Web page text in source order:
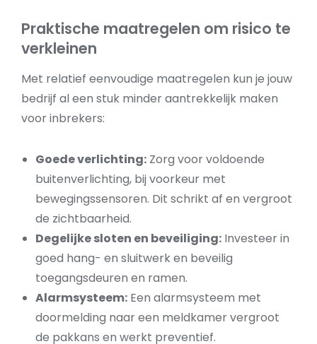
Praktische maatregelen om risico te
verkleinen
Met relatief eenvoudige maatregelen kun je jouw
bedrijf al een stuk minder aantrekkelijk maken
voor inbrekers:
Goede verlichting: Zorg voor voldoende
buitenverlichting, bij voorkeur met
bewegingssensoren. Dit schrikt af en vergroot
de zichtbaarheid.
Degelijke sloten en beveiliging: Investeer in
goed hang- en sluitwerk en beveilig
toegangsdeuren en ramen.
Alarmsysteem: Een alarmsysteem met
doormelding naar een meldkamer vergroot
de pakkans en werkt preventief.